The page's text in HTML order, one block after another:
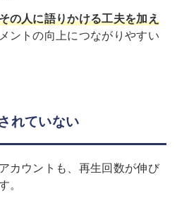
の人に語りかける工夫を加え
ントの向上につながりやすい
れていない
カウントも、再生回数が伸び
。